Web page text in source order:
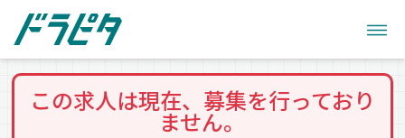
この求人は現在、募集を行っており
ません。